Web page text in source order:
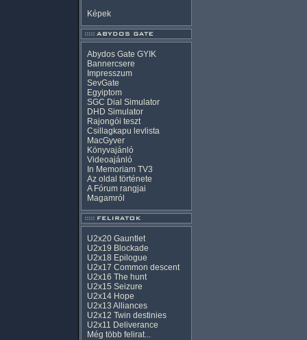
Képek
Abydos Gate GYIK
Bannercsere
Impresszum
SevGate
Egyiptom
SGC Dial Simulator
DHD Simulator
Rajongói teszt
Csillagkapu levlista
MacGyver
Könyvajánló
Videoajánló
In Memoriam TV3
Az oldal története
A Fórum rangjai
Magamról
U2x20 Gauntlet
U2x19 Blockade
U2x18 Epilogue
U2x17 Common descent
U2x16 The hunt
U2x15 Seizure
U2x14 Hope
U2x13 Alliances
U2x12 Twin destinies
U2x11 Deliverance
Még több felirat...